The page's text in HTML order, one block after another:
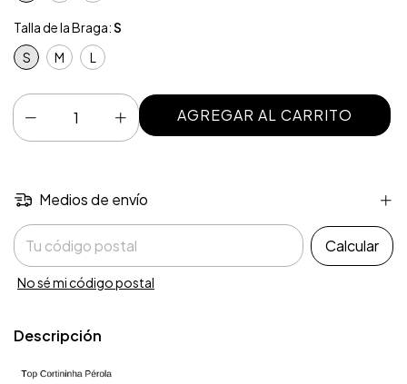
Talla de la Braga:S
S
M L
Medios de envío
Entregas para el CP:
Calcular
No sé mi código postal
Descripción